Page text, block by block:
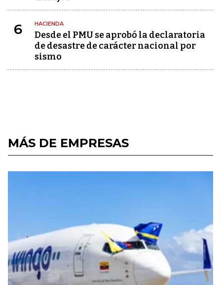
6 HACIENDA
Desde el PMU se aprobó la declaratoria
de desastre de carácter nacional por
sismo
MÁS DE EMPRESAS